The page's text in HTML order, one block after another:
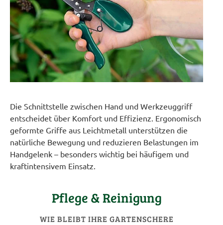
Die Schnittstelle zwischen Hand und Werkzeuggriff
entscheidet über Komfort und Effizienz. Ergonomisch
geformte Griffe aus Leichtmetall unterstützen die
natürliche Bewegung und reduzieren Belastungen im
Handgelenk – besonders wichtig bei häufigem und
kraftintensivem Einsatz.
Pflege & Reinigung
WIE BLEIBT IHRE GARTENSCHERE